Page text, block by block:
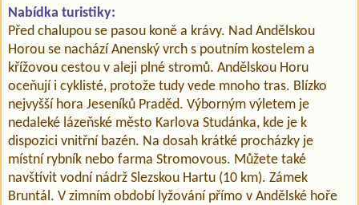
Nabídka turistiky:
Před chalupou se pasou koně a krávy. Nad Andělskou
Horou se nachází Anenský vrch s poutním kostelem a
křížovou cestou v aleji plné stromů. Andělskou Horu
oceňují i ​​cyklisté, protože tudy vede mnoho tras. Blízko
nejvyšší hora Jeseníků Praděd. Výborným výletem je
nedaleké lázeňské město Karlova Studánka, kde je k
dispozici vnitřní bazén. Na dosah krátké procházky je
místní rybník nebo farma Stromovous. Můžete také
navštívit vodní nádrž Slezskou Hartu (10 km). Zámek
Bruntál. V zimním období lyžování přímo v Andělské hoře